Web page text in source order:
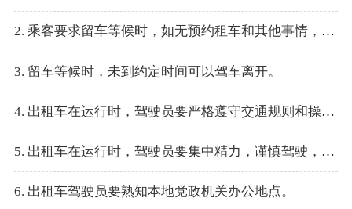
2. 乘客要求留车等候时，如无预约租车和其他事情，一般可以拒绝。
3. 留车等候时，未到约定时间可以驾车离开。
4. 出租车在运行时，驾驶员要严格遵守交通规则和操作规程。
5. 出租车在运行时，驾驶员要集中精力，谨慎驾驶，礼貌行车，确保安全。
6. 出租车驾驶员要熟知本地党政机关办公地点。